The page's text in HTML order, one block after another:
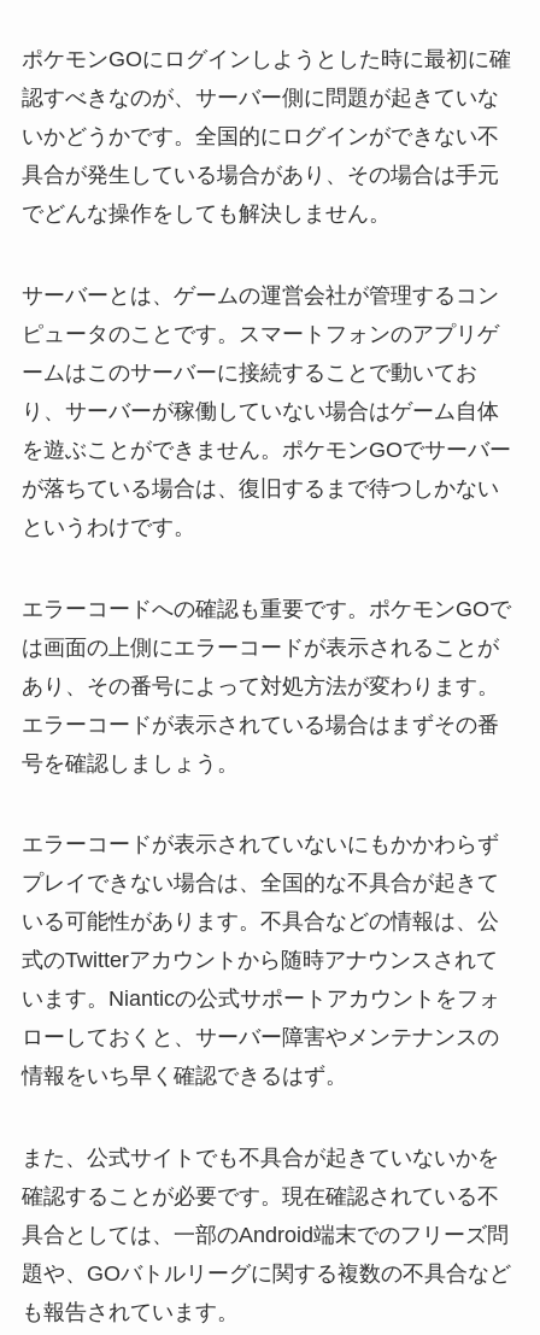
ポケモンGOにログインしようとした時に最初に確
認すべきなのが、サーバー側に問題が起きていな
いかどうかです。全国的にログインができない不
具合が発生している場合があり、その場合は手元
でどんな操作をしても解決しません。
サーバーとは、ゲームの運営会社が管理するコン
ピュータのことです。スマートフォンのアプリゲ
ームはこのサーバーに接続することで動いてお
り、サーバーが稼働していない場合はゲーム自体
を遊ぶことができません。ポケモンGOでサーバー
が落ちている場合は、復旧するまで待つしかない
というわけです。
エラーコードへの確認も重要です。ポケモンGOで
は画面の上側にエラーコードが表示されることが
あり、その番号によって対処方法が変わります。
エラーコードが表示されている場合はまずその番
号を確認しましょう。
エラーコードが表示されていないにもかかわらず
プレイできない場合は、全国的な不具合が起きて
いる可能性があります。不具合などの情報は、公
式のTwitterアカウントから随時アナウンスされて
います。Nianticの公式サポートアカウントをフォ
ローしておくと、サーバー障害やメンテナンスの
情報をいち早く確認できるはず。
また、公式サイトでも不具合が起きていないかを
確認することが必要です。現在確認されている不
具合としては、一部のAndroid端末でのフリーズ問
題や、GOバトルリーグに関する複数の不具合など
も報告されています。